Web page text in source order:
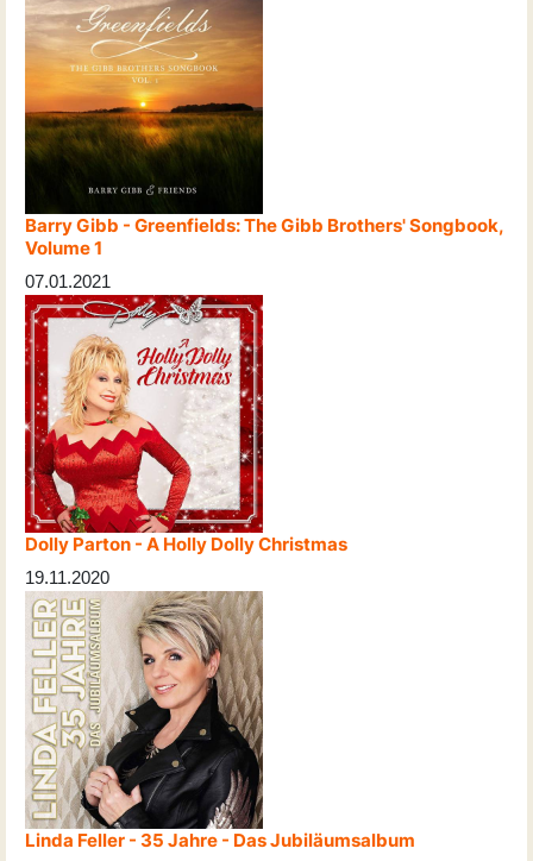
Barry Gibb - Greenfields: The Gibb Brothers' Songbook,
Volume 1
07.01.2021
Dolly Parton - A Holly Dolly Christmas
19.11.2020
Linda Feller - 35 Jahre - Das Jubiläumsalbum